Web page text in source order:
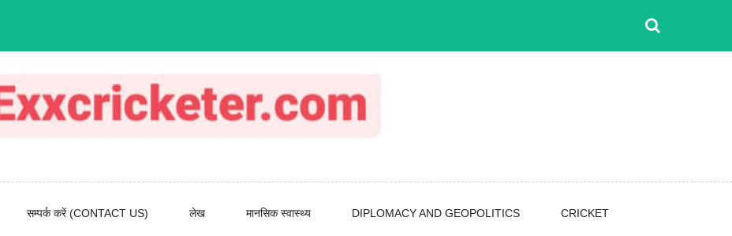
सम्पर्क करें (CONTACT US) लेख मानसिक स्वास्थ्य DIPLOMACY AND GEOPOLITICS CRICKET